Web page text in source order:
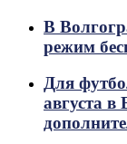
В
режим
Для
августа в